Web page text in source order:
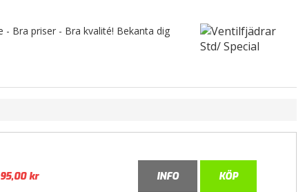
Bra priser - Bra kvalité! Bekanta dig
95,00kr INFO KÖP